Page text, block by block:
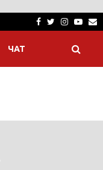
Facebook
Twitter
ЧАТ